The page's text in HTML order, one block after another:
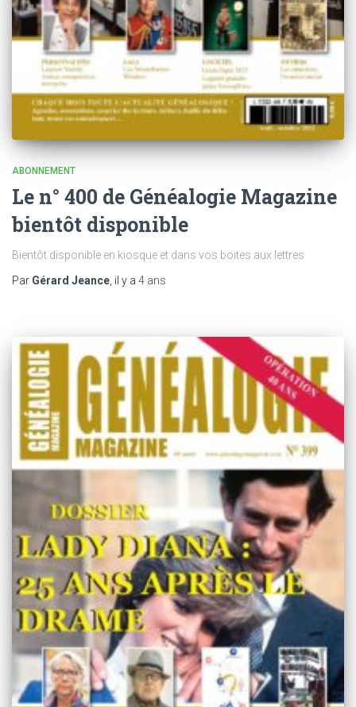
ABONNEMENT
Le n° 400 de Généalogie Magazine
bientôt disponible
Bientôt disponible en kiosque et dans vos boites aux lettres
Par Gérard Jeance, il y a 4 ans